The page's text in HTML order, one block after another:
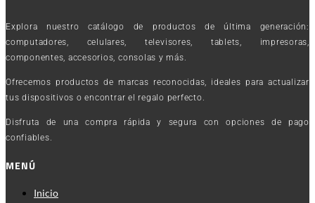
Explora nuestro catálogo de productos de última generación:
computadores, celulares, televisores, tablets, impresoras,
componentes, accesorios, consolas y más.
Ofrecemos productos de marcas reconocidas, ideales para actualizar
tus dispositivos o encontrar el regalo perfecto.
Disfruta de una compra rápida y segura con opciones de pago
confiables.
MENÚ
Inicio